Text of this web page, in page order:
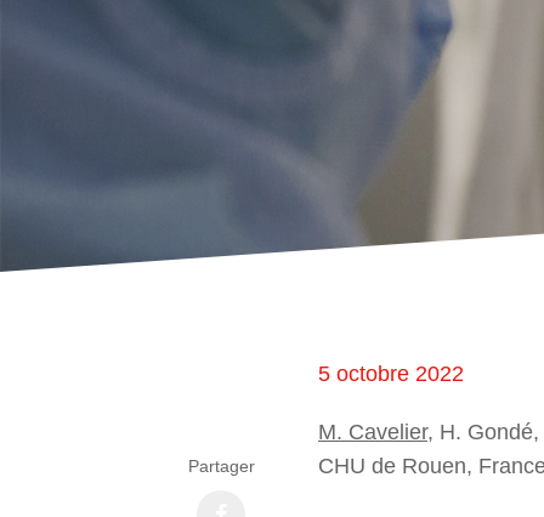
5 octobre 2022
M. Cavelier, H.
CHU de Rouen,
Partager